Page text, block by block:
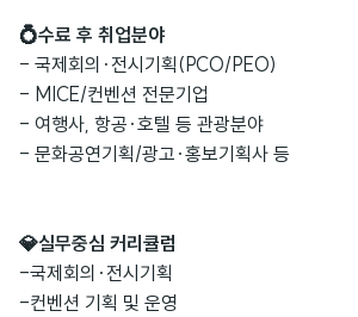
💍수료 후 취업분야
- 국제회의·전시기획(PCO/PEO)
- MICE/컨벤션 전문기업
- 여행사, 항공·호텔 등 관광분야
- 문화공연기획/광고·홍보기획사 등
💎실무중심 커리큘럼
-국제회의·전시기획
-컨벤션 기획 및 운영